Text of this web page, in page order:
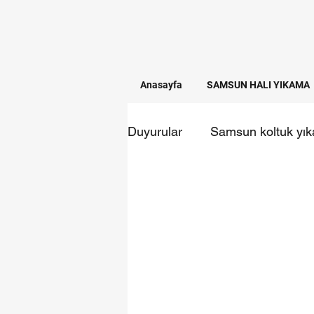
Anasayfa SAMSUN HALI YIKAMA
Duyurular Samsun koltuk